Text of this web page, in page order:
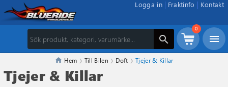
Kontakt
Fraktinfo
Logga in
search
0
menu
Hem Till Bilen Doft Tjejer & Killar
Tjejer & Killar